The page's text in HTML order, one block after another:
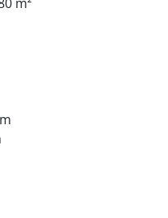
5 Schlafräume. 10
steht ein
Fernsehsender. 1-
1-3 norwegische